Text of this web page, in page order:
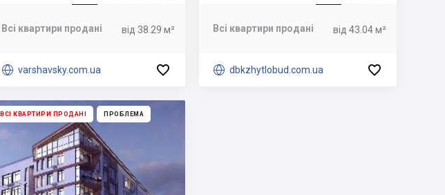
від 38.29 м²
Всі квартири продані
 varshavsky.com.ua 
від 43.04 м²
Всі квартири продані
 dbkzhytlobud.com.ua 
ВСІ КВАРТИРИ ПРОДАНІ ПРОБЛЕМА